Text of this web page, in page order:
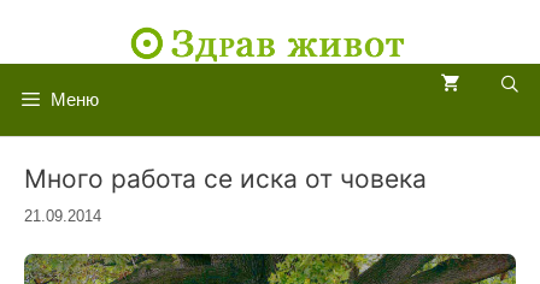
Меню
Много работа се иска от човека
21.09.2014